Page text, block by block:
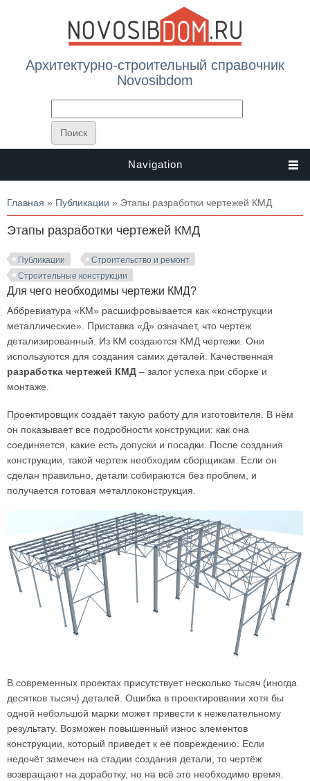
Архитектурно-строительный справочник
Novosibdom
Navigation
Вы здесь
Главная » Публикации » Этапы разработки чертежей КМД
Этапы разработки чертежей КМД
Публикации
Строительство и ремонт
Строительные конструкции
Для чего необходимы чертежи КМД?
Аббревиатура «КМ» расшифровывается как «конструкции
металлические». Приставка «Д» означает, что чертеж
детализированный. Из КМ создаются КМД чертежи. Они
используются для создания самих деталей. Качественная
разработка чертежей КМД – залог успеха при сборке и
монтаже.
Проектировщик создаёт такую работу для изготовителя. В нём
он показывает все подробности конструкции: как она
соединяется, какие есть допуски и посадки. После создания
конструкции, такой чертеж необходим сборщикам. Если он
сделан правильно, детали собираются без проблем, и
получается готовая металлоконструкция.
В современных проектах присутствует несколько тысяч (иногда
десятков тысяч) деталей. Ошибка в проектировании хотя бы
одной небольшой марки может привести к нежелательному
результату. Возможен повышенный износ элементов
конструкции, который приведет к её повреждению. Если
недочёт замечен на стадии создания детали, то чертёж
возвращают на доработку, но на всё это необходимо время.